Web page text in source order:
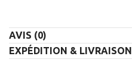
AVIS (0)
EXPÉDITION & LIVRAISON